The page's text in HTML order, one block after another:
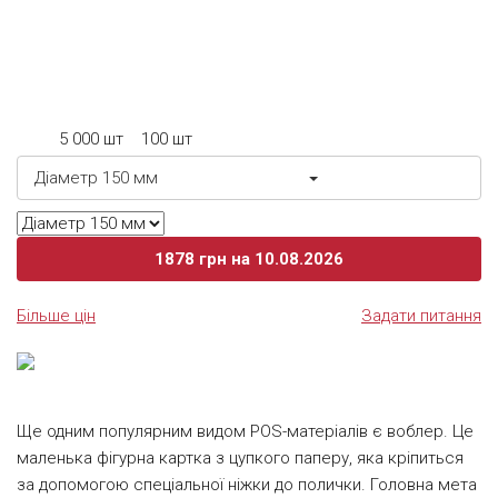
висічка. Друкуються шелфтокери з одного боку з огляду
на те, що зворотною стороною виріб за допомогою
двостороннього скотча кріпиться до полиці.
5 000 шт
100 шт
Діаметр 150 мм
1878 грн на 10.08.2026
Більше цін Задати питання
Ще одним популярним видом POS-матеріалів є воблер. Це
маленька фігурна картка з цупкого паперу, яка кріпиться
за допомогою спеціальної ніжки до полички. Головна мета